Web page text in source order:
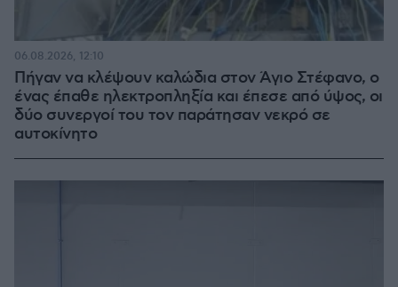
Πήγαν να κλέψουν καλώδια στον Άγιο Στέφανο, ο
ένας έπαθε ηλεκτροπληξία και έπεσε από ύψος, οι
δύο συνεργοί του τον παράτησαν νεκρό σε
αυτοκίνητο
06.08.2026, 12:10